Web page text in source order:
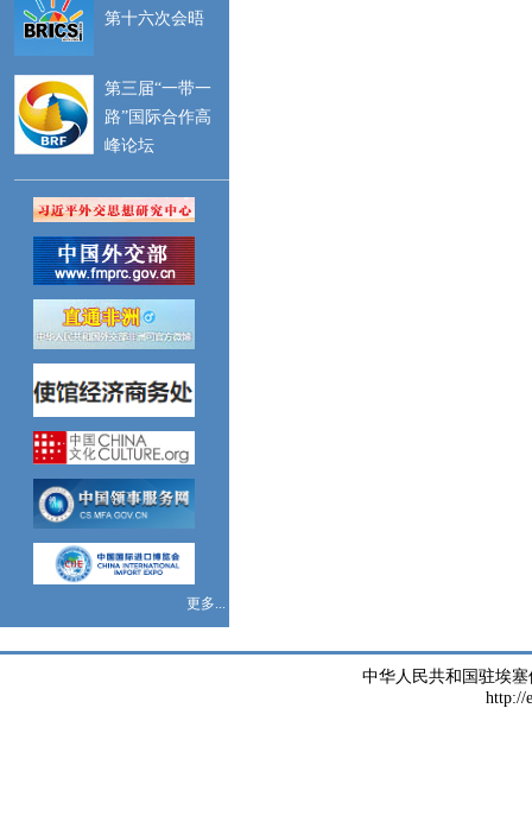
第十六次会晤
第三届“一带一
路”国际合作高
峰论坛
更多...
中华人民共和国驻埃
http://